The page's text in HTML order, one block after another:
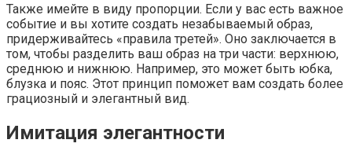
Также имейте в виду пропорции. Если у вас есть важное
событие и вы хотите создать незабываемый образ,
придерживайтесь «правила третей». Оно заключается в
том, чтобы разделить ваш образ на три части: верхнюю,
среднюю и нижнюю. Например, это может быть юбка,
блузка и пояс. Этот принцип поможет вам создать более
грациозный и элегантный вид.
Имитация элегантности